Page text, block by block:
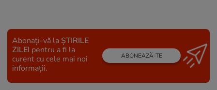
Abonați-vă la ȘTIRILE
ZILEI pentru a fi la
curent cu cele mai noi
informații.
ABONEAZĂ-TE